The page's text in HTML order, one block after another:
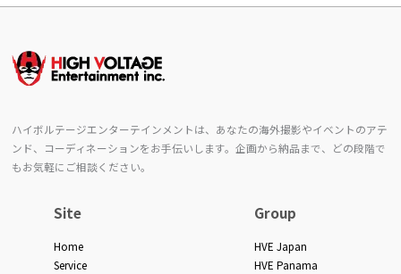
ハイボルテージエンターテインメントは、あなたの海外撮影やイベントのアテ
ンド、コーディネーションをお手伝いします。企画から納品まで、どの段階で
もお気軽にご相談ください。
Site
Home
Service
Group
HVE Japan
HVE Panama